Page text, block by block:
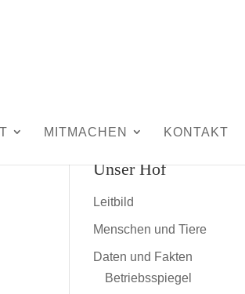
MITMACHEN KONTAKT
Unser Hof
Leitbild
Menschen und Tiere
Daten und Fakten
Betriebsspiegel